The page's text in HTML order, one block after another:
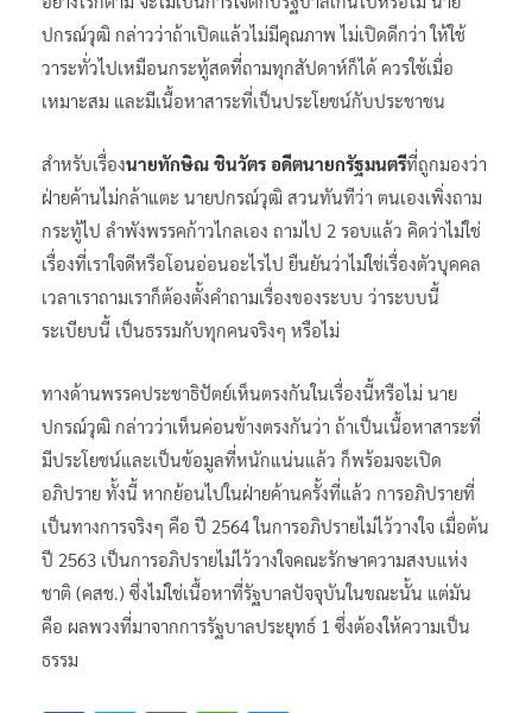
ปกรณ์วุฒิ กล่าวว่าถ้าเปิดแล้วไม่มีคุณภาพ ไม่เปิดดีกว่า ให้ใช้
วาระทั่วไปเหมือนกระทู้สดที่ถามทุกสัปดาห์ก็ได้ ควรใช้เมื่อ
เหมาะสม และมีเนื้อหาสาระที่เป็นประโยชน์กับประชาชน
สำหรับเรื่องนายทักษิณ ชินวัตร อดีตนายกรัฐมนตรีที่ถูกมองว่า
ฝ่ายค้านไม่กล้าแตะ นายปกรณ์วุฒิ สวนทันทีว่า ตนเองเพิ่งถาม
กระทู้ไป ลำพังพรรคก้าวไกลเอง ถามไป 2 รอบแล้ว คิดว่าไม่ใช่
เรื่องที่เราใจดีหรือโอนอ่อนอะไรไป ยืนยันว่าไม่ใช่เรื่องตัวบุคคล
เวลาเราถามเราก็ต้องตั้งคำถามเรื่องของระบบ ว่าระบบนี้
ระเบียบนี้ เป็นธรรมกับทุกคนจริงๆ หรือไม่
ทางด้านพรรคประชาธิปัตย์เห็นตรงกันในเรื่องนี้หรือไม่ นาย
ปกรณ์วุฒิ กล่าวว่าเห็นค่อนข้างตรงกันว่า ถ้าเป็นเนื้อหาสาระที่
มีประโยชน์และเป็นข้อมูลที่หนักแน่นแล้ว ก็พร้อมจะเปิด
อภิปราย ทั้งนี้ หากย้อนไปในฝ่ายค้านครั้งที่แล้ว การอภิปรายที่
เป็นทางการจริงๆ คือ ปี 2564 ในการอภิปรายไม่ไว้วางใจ เมื่อต้น
ปี 2563 เป็นการอภิปรายไม่ไว้วางใจคณะรักษาความสงบแห่ง
ชาติ (คสช.) ซึ่งไม่ใช่เนื้อหาที่รัฐบาลปัจจุบันในขณะนั้น แต่มัน
คือ ผลพวงที่มาจากการรัฐบาลประยุทธ์ 1 ซึ่งต้องให้ความเป็น
ธรรม